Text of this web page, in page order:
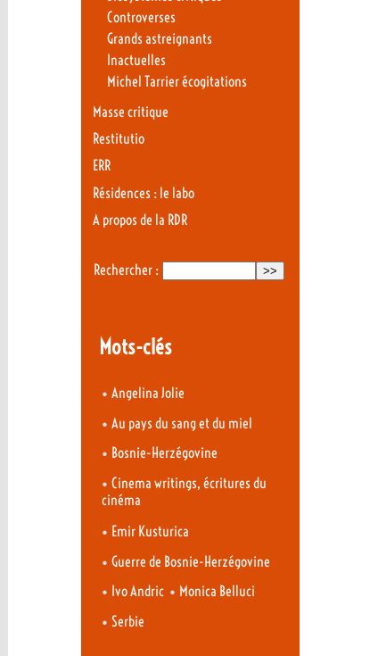
Controverses
Grands astreignants
Inactuelles
Michel Tarrier écogitations
Masse critique
Restitutio
ERR
Résidences : le labo
A propos de la RDR
Rechercher :
Mots-clés
• Angelina Jolie
• Au pays du sang et du miel
• Bosnie-Herzégovine
• Cinema writings, écritures du
cinéma
• Emir Kusturica
• Guerre de Bosnie-Herzégovine
• Ivo Andric • Monica Belluci
• Serbie